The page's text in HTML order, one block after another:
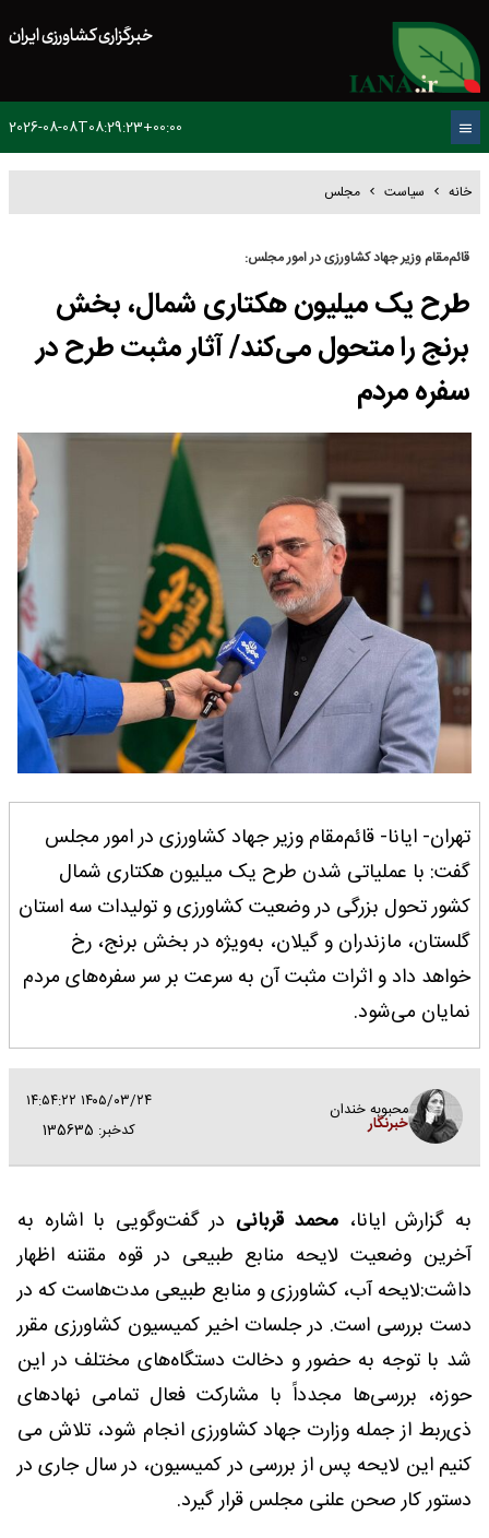
خبرگزاری کشاورزی ایران
2026-08-08T08:29:23+00:00
خانه سیاست مجلس
قائم‌مقام وزیر جهاد کشاورزی در امور مجلس:
طرح یک میلیون هکتاری شمال، بخش
برنج را متحول می‌کند/ آثار مثبت طرح در
سفره مردم
تهران- ایانا- قائم‌مقام وزیر جهاد کشاورزی در امور مجلس
گفت: با عملیاتی شدن طرح یک میلیون هکتاری شمال
کشور تحول بزرگی در وضعیت کشاورزی و تولیدات سه استان
گلستان، مازندران و گیلان، به‌ویژه در بخش برنج، رخ
خواهد داد و اثرات مثبت آن به سرعت بر سر سفره‌های مردم
نمایان می‌شود.
محبوبه خندان
خبرنگار
۱۴۰۵/۰۳/۲۴ ۱۴:۵۴:۲۲
کدخبر: 135635
به گزارش ایانا، محمد قربانی در گفت‌وگویی با اشاره به
آخرین وضعیت لایحه منابع طبیعی در قوه مقننه اظهار
داشت:لایحه آب، کشاورزی و منابع طبیعی مدت‌هاست که در
دست بررسی است. در جلسات اخیر کمیسیون کشاورزی مقرر
شد با توجه به حضور و دخالت دستگاه‌های مختلف در این
حوزه، بررسی‌ها مجدداً با مشارکت فعال تمامی نهادهای
ذی‌ربط از جمله وزارت جهاد کشاورزی انجام شود، تلاش می
کنیم این لایحه پس از بررسی در کمیسیون، در سال جاری در
دستور کار صحن علنی مجلس قرار گیرد.